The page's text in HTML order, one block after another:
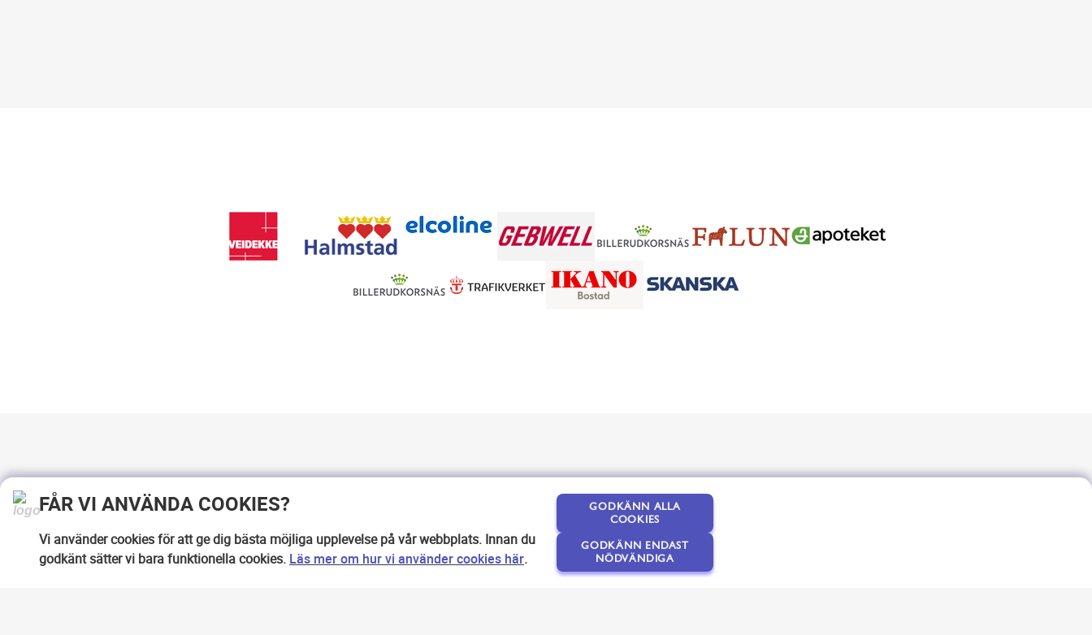
FÅR VI ANVÄNDA COOKIES?
Vi använder cookies för att ge dig bästa möjliga upplevelse på vår webbplats. Innan du
godkänt sätter vi bara funktionella cookies. Läs mer om hur vi använder cookies här.
GODKÄNN ALLA
COOKIES
GODKÄNN ENDAST
NÖDVÄNDIGA